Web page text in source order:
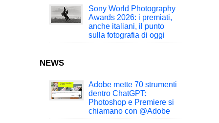
Sony World Photography
Awards 2026: i premiati,
anche italiani, il punto
sulla fotografia di oggi
NEWS
Adobe mette 70 strumenti
dentro ChatGPT:
Photoshop e Premiere si
chiamano con @Adobe